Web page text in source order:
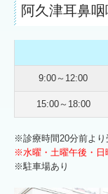
鼻の病気
目眩・神経耳科
アレルギー性鼻
阿久津耳鼻
9:00～12:00
15:00～18:00
※診療時間20分前より
※水曜・土曜午後・日
※駐車場あり